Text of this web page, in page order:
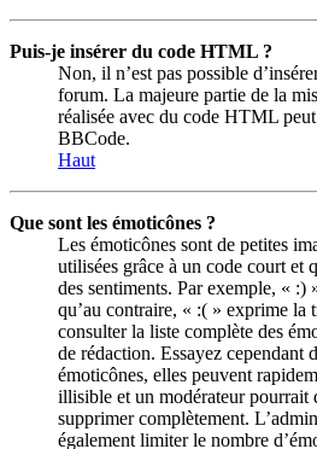
Puis-je insérer du code HTML ?
Non, il n’est pas possible
forum. La majeure partie de la
réalisée avec du code HTML
BBCode.
Haut
Que sont les émoticônes ?
Les émoticônes sont de petites
utilisées grâce à un code court et
des sentiments. Par exemple, « :)
qu’au contraire, « :( » exprime la
consulter la liste complète des
de rédaction. Essayez cependant
émoticônes, elles peuvent
illisible et un modérateur pourrait
supprimer complètement.
également limiter le nombre